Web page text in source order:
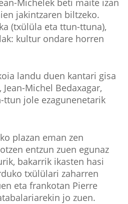
Michelek beti maite izan
jakintzaren biltzeko.
(txülüla eta ttun-ttuna),
kultur ondare horren
landu duen kantari gisa
Michel Bedaxagar,
jole ezagunenetarik
plazan eman zen
entzun zuen egunaz
bakarrik ikasten hasi
txülülari zaharren
eta frankotan Pierre
jo zuen.